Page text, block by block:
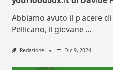
Abbiamo avuto il piacere
Pellicano, il giovane ...
Redazione Dic 9, 2024